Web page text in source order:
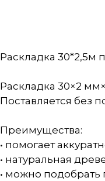
Раскладка 30*2,5м
Раскладка 30×2
Поставляется без
Преимущества:
• помогает
• натуральная
• можно